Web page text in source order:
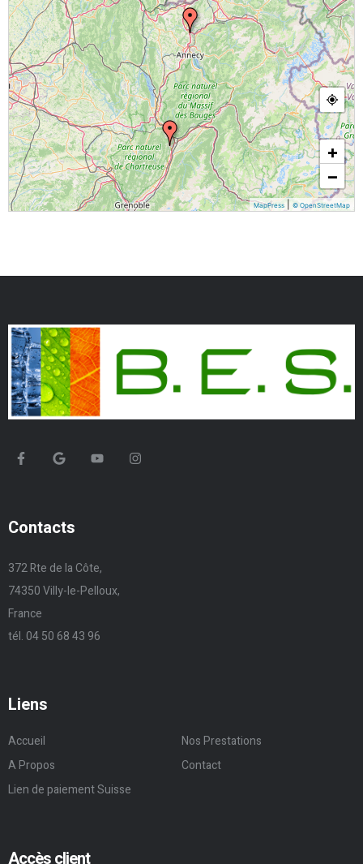
+
−
MapPress © OpenStreetMap
Contacts
372 Rte de la Côte,
74350 Villy-le-Pelloux,
France
tél. 04 50 68 43 96
Liens
Accueil
Nos Prestations
A Propos
Contact
Lien de paiement Suisse
Accès client